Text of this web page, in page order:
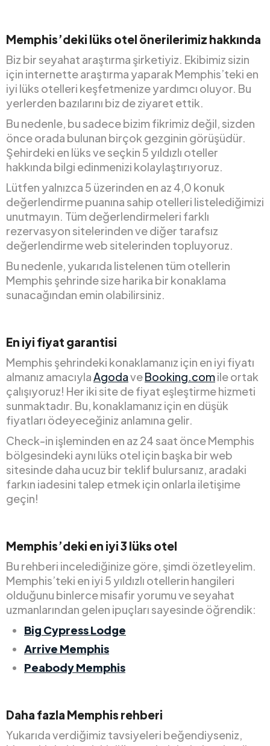
Memphis’deki lüks otel önerilerimiz hakkında
Biz bir seyahat araştırma şirketiyiz. Ekibimiz sizin
için internette araştırma yaparak Memphis’teki en
iyi lüks otelleri keşfetmenize yardımcı oluyor. Bu
yerlerden bazılarını biz de ziyaret ettik.
Bu nedenle, bu sadece bizim fikrimiz değil, sizden
önce orada bulunan birçok gezginin görüşüdür.
Şehirdeki en lüks ve seçkin 5 yıldızlı oteller
hakkında bilgi edinmenizi kolaylaştırıyoruz.
Lütfen yalnızca 5 üzerinden en az 4,0 konuk
değerlendirme puanına sahip otelleri listelediğimizi
unutmayın. Tüm değerlendirmeleri farklı
rezervasyon sitelerinden ve diğer tarafsız
değerlendirme web sitelerinden topluyoruz.
Bu nedenle, yukarıda listelenen tüm otellerin
Memphis şehrinde size harika bir konaklama
sunacağından emin olabilirsiniz.
En iyi fiyat garantisi
Memphis şehrindeki konaklamanız için en iyi fiyatı
almanız amacıylaAgodaveBooking.comile ortak
çalışıyoruz! Her iki site de fiyat eşleştirme hizmeti
sunmaktadır. Bu, konaklamanız için en düşük
fiyatları ödeyeceğiniz anlamına gelir.
Check-in işleminden en az 24 saat önce Memphis
bölgesindeki aynı lüks otel için başka bir web
sitesinde daha ucuz bir teklif bulursanız, aradaki
farkın iadesini talep etmek için onlarla iletişime
geçin!
Memphis’deki en iyi 3 lüks otel
Bu rehberi incelediğinize göre, şimdi özetleyelim.
Memphis’teki en iyi 5 yıldızlı otellerin hangileri
olduğunu binlerce misafir yorumu ve seyahat
uzmanlarından gelen ipuçları sayesinde öğrendik:
Big Cypress Lodge
Arrive Memphis
Peabody Memphis
Daha fazla Memphis rehberi
Yukarıda verdiğimiz tavsiyeleri beğendiyseniz,